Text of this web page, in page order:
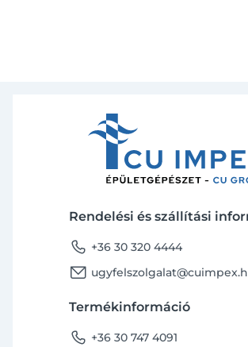
Rendelési és szállítási
phone +36 30 320 4444
email
Termékinformáció
phone +36 30 747 4091